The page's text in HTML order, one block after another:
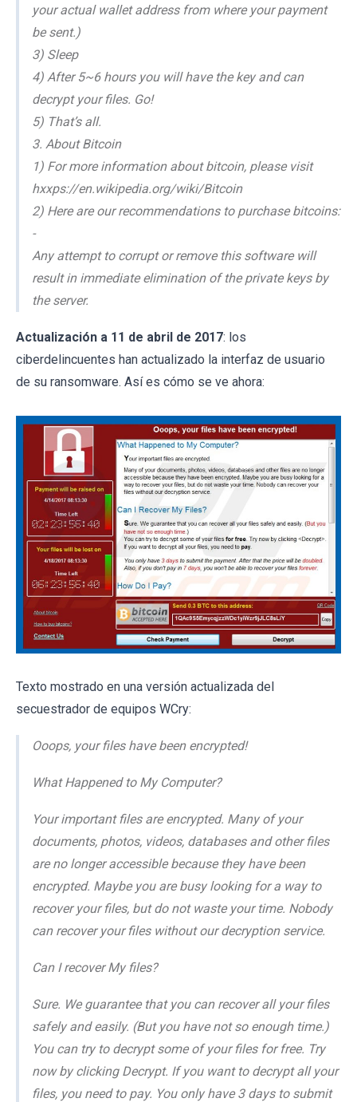
your actual wallet address from where your payment
be sent.)
3) Sleep
4) After 5~6 hours you will have the key and can
decrypt your files. Go!
5) That’s all.
3. About Bitcoin
1) For more information about bitcoin, please visit
hxxps://en.wikipedia.org/wiki/Bitcoin
2) Here are our recommendations to purchase bitcoins:
-
Any attempt to corrupt or remove this software will
result in immediate elimination of the private keys by
the server.
Actualización a 11 de abril de 2017: los
ciberdelincuentes han actualizado la interfaz de usuario
de su ransomware. Así es cómo se ve ahora:
Texto mostrado en una versión actualizada del
secuestrador de equipos WCry:
Ooops, your files have been encrypted!
What Happened to My Computer?
Your important files are encrypted. Many of your
documents, photos, videos, databases and other files
are no longer accessible because they have been
encrypted. Maybe you are busy looking for a way to
recover your files, but do not waste your time. Nobody
can recover your files without our decryption service.
Can I recover My files?
Sure. We guarantee that you can recover all your files
safely and easily. (But you have not so enough time.)
You can try to decrypt some of your files for free. Try
now by clicking Decrypt. If you want to decrypt all your
files, you need to pay. You only have 3 days to submit